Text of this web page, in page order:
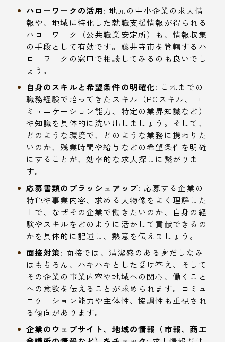
ハローワークの活用: 地元の中小企業の求人情
報や、地域に特化した就職支援情報が得られる
ハローワーク（公共職業安定所）も、情報収集
の手段として有効です。藤井寺市を管轄するハ
ローワークの窓口で相談してみるのも良いでし
ょう。
自身のスキルと希望条件の明確化: これまでの
職務経験で培ってきたスキル（PCスキル、コ
ミュニケーション能力、特定の業界知識など）
や知識を具体的に洗い出しましょう。そして、
どのような環境で、どのような業務に携わりた
いのか、残業時間や給与などの希望条件を明確
にすることが、効率的な求人探しに繋がりま
す。
応募書類のブラッシュアップ: 応募する企業の
特色や事業内容、求める人物像をよく理解した
上で、なぜその企業で働きたいのか、自身の経
験やスキルをどのように活かして貢献できるの
かを具体的に記述し、熱意を伝えましょう。
面接対策: 面接では、清潔感のある身だしなみ
はもちろん、ハキハキとした受け答え、そして
その企業の事業内容や地域への関心、働くこと
への意欲を伝えることが求められます。コミュ
ニケーション能力や主体性、協調性も重視され
る傾向があります。
企業のウェブサイト、地域の情報（市報、商工